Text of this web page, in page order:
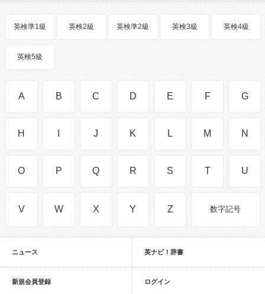
英検準1級 英検2級 英検準2級 英検3級 英検4級
英検5級
A B C D E F G
H J K L M N
O P Q R S T U
V W X Y Z 数字記号
ニュース 英ナビ！辞書
新規会員登録 ログイン